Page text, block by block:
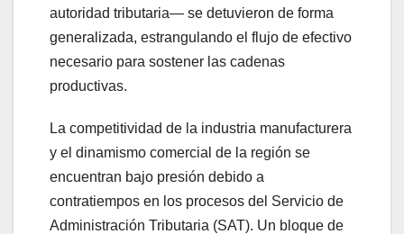
autoridad tributaria— se detuvieron de forma
generalizada, estrangulando el flujo de efectivo
necesario para sostener las cadenas
productivas.
La competitividad de la industria manufacturera
y el dinamismo comercial de la región se
encuentran bajo presión debido a
contratiempos en los procesos del Servicio de
Administración Tributaria (SAT). Un bloque de